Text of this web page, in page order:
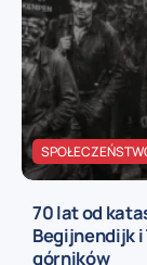
70 lat od
Begijnendijk
górników